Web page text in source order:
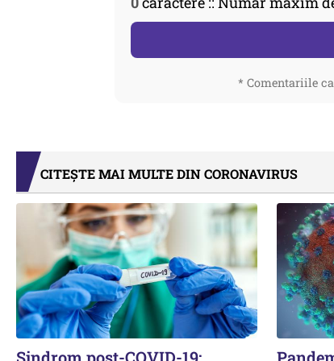
* Comentariile
CITEȘTE MAI MULTE DIN CORONAVIRUS